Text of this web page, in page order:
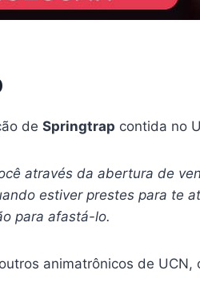
de Springtrap contida no
através da abertura de
estiver prestes para te
para afastá-lo.
animatrônicos de